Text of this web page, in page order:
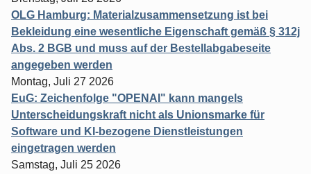
OLG Hamburg: Materialzusammensetzung ist bei
Bekleidung eine wesentliche Eigenschaft gemäß § 312j
Abs. 2 BGB und muss auf der Bestellabgabeseite
angegeben werden
Montag, Juli 27 2026
EuG: Zeichenfolge "OPENAI" kann mangels
Unterscheidungskraft nicht als Unionsmarke für
Software und KI-bezogene Dienstleistungen
eingetragen werden
Samstag, Juli 25 2026